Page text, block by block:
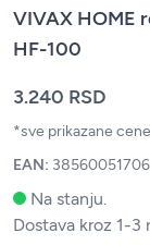
VIVAX HOME
HF-100
3.240 RSD
*sve prikazane
EAN:
Na stanju.
Dostava kroz 1-3